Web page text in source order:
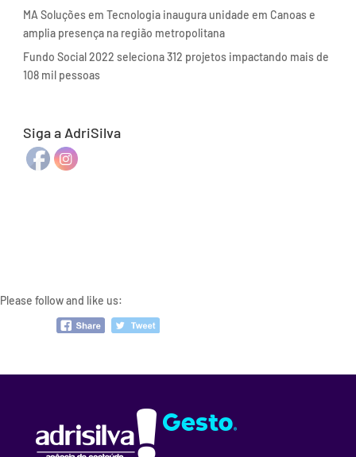
MA Soluções em Tecnologia inaugura unidade em Canoas e
amplia presença na região metropolitana
Fundo Social 2022 seleciona 312 projetos impactando mais de
108 mil pessoas
Siga a AdriSilva
Please follow and like us: